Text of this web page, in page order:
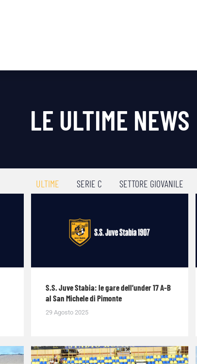
LE ULTIME NEWS
ULTIME SERIE C SETTORE GIOVANILE
S.S. Juve Stabia: le gare dell’under 17 A-B
al San Michele di Pimonte
29 Agosto 2025